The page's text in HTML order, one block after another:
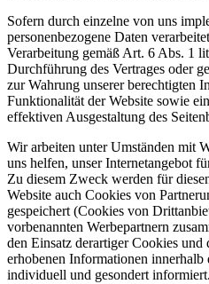
Sofern durch einzelne von uns
personenbezogene Daten
Verarbeitung gemäß Art. 6 Abs. 1
Durchführung des Vertrages oder
zur Wahrung unserer berechtigten
Funktionalität der Website sowie
effektiven Ausgestaltung des
Wir arbeiten unter Umständen mit
uns helfen, unser Internetangebot
Zu diesem Zweck werden für
Website auch Cookies von
gespeichert (Cookies von
vorbenannten Werbepartnern
den Einsatz derartiger Cookies
erhobenen Informationen innerhalb
individuell und gesondert informiert.